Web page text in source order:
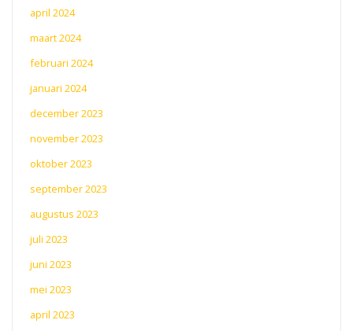
april 2024
maart 2024
februari 2024
januari 2024
december 2023
november 2023
oktober 2023
september 2023
augustus 2023
juli 2023
juni 2023
mei 2023
april 2023